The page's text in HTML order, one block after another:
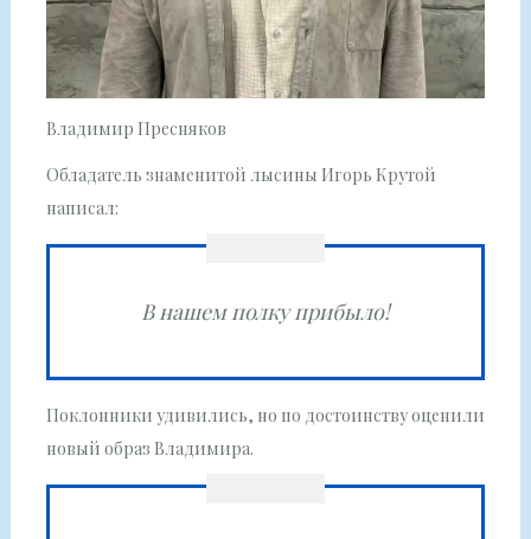
Владимир Пресняков
Обладатель знаменитой лысины Игорь Крутой
написал:
В нашем полку прибыло!
Поклонники удивились, но по достоинству оценили
новый образ Владимира.